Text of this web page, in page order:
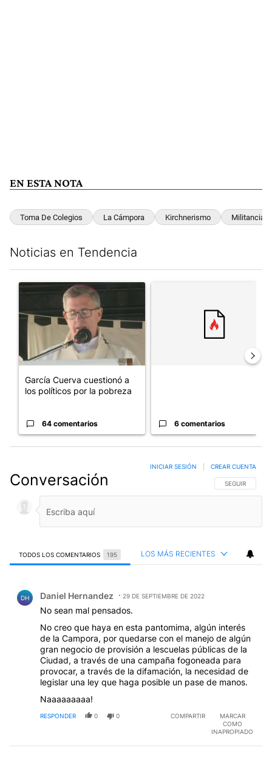
EN ESTA NOTA
Toma De Colegios La Cámpora Kirchnerismo Militancia
Noticias en Tendencia
Un artículo de tendencia con el título "García Cuerva
García Cuerva cuestionó a
los políticos por la pobreza
64 comentarios 6 comentarios
Conversación SIGA ESTA
SEGUIR
INICIAR SESIÓN CREAR CUENTA
TODOS LOS COMENTARIOS 195 LOS MÁS RECIENTES
DH Daniel Hernandez 29 DE SEPTIEMBRE DE 2022
No sean mal pensados.
No creo que haya en esta pantomima, algún interés
de la Campora, por quedarse con el manejo de algún
gran negocio de provisión a lescuelas públicas de la
Ciudad, a través de una campaña fogoneada para
provocar, a través de la difamación, la necesidad de
legislar una ley que haga posible un pase de manos.
Naaaaaaaaa!
RESPONDER 0 0 COMPARTIR
MARCAR
COMO
INAPROPIADO